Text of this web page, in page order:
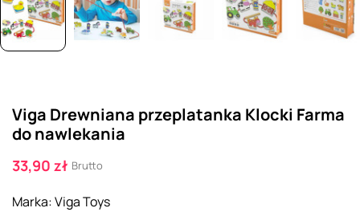
Viga Drewniana przeplatanka Klocki Farma
do nawlekania
33,90 zł Brutto
Marka:Viga Toys